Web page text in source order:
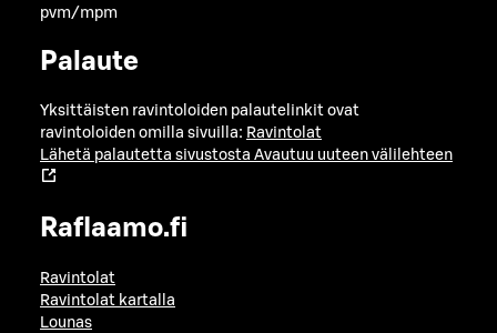
pvm/mpm
Palaute
Yksittäisten ravintoloiden palautelinkit ovat
ravintoloiden omilla sivuilla: Ravintolat
Lähetä palautetta sivustosta Avautuu uuteen välilehteen
Raflaamo.fi
Ravintolat
Ravintolat kartalla
Lounas